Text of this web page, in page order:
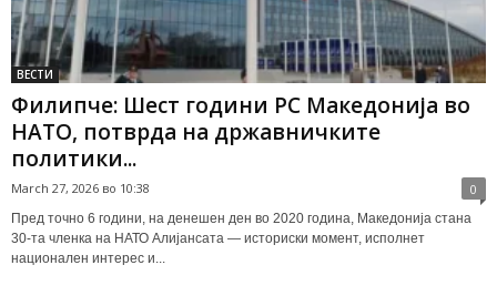
ВЕСТИ
Филипче: Шест години РС Македонија во
НАТО, потврда на државничките
политики...
March 27, 2026 во 10:38 0
Пред точно 6 години, на денешен ден во 2020 година, Македонија стана
30-та членка на НАТО Алијансата — историски момент, исполнет
национален интерес и...